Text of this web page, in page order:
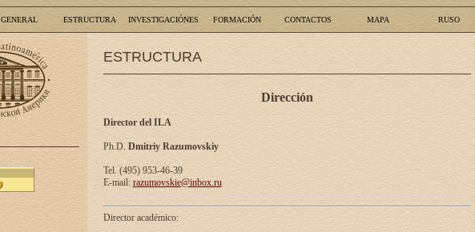
GENERAL ESTRUCTURA INVESTIGACIÓNES FORMACIÓN CONTACTOS MAPA RUSO
ESTRUCTURA
Dirección
Director del ILA
Ph.D. Dmitriy Razumovskiy
Tel. (495) 953-46-39
E-mail: razumovskie@inbox.ru
Director académico: